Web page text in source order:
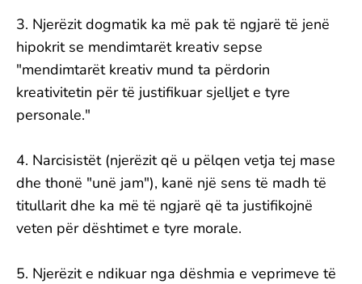
3. Njerëzit dogmatik ka më pak të ngjarë të jenë
hipokrit se mendimtarët kreativ sepse
"mendimtarët kreativ mund ta përdorin
kreativitetin për të justifikuar sjelljet e tyre
personale."
4. Narcisistët (njerëzit që u pëlqen vetja tej mase
dhe thonë "unë jam"), kanë një sens të madh të
titullarit dhe ka më të ngjarë që ta justifikojnë
veten për dështimet e tyre morale.
5. Njerëzit e ndikuar nga dëshmia e veprimeve të